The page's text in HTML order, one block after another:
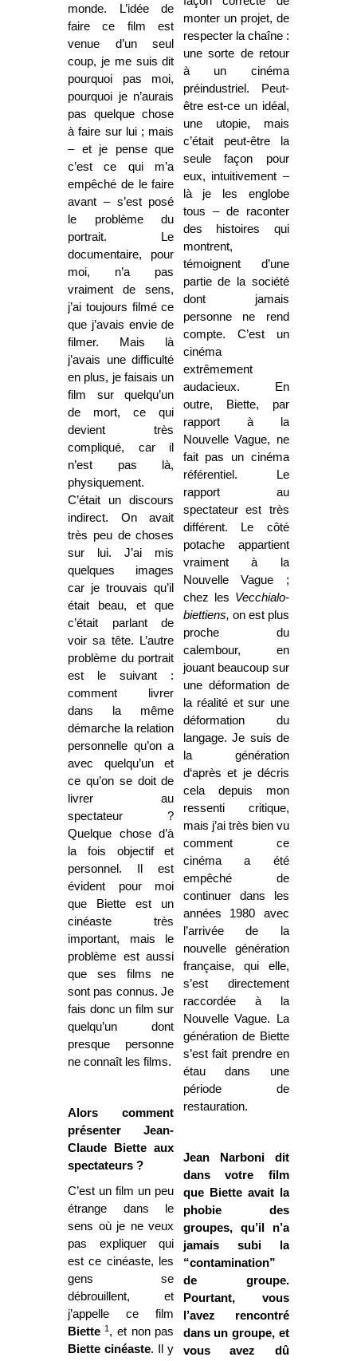
monde. L’idée de
faire ce film est
venue d’un seul
coup, je me suis dit
pourquoi pas moi,
pourquoi je n’aurais
pas quelque chose
à faire sur lui ; mais
– et je pense que
c’est ce qui m’a
empêché de le faire
avant – s’est posé
le problème du
portrait. Le
documentaire, pour
moi, n’a pas
vraiment de sens,
j’ai toujours filmé ce
que j’avais envie de
filmer. Mais là
j’avais une difficulté
en plus, je faisais un
film sur quelqu’un
de mort, ce qui
devient très
compliqué, car il
n’est pas là,
physiquement.
C’était un discours
indirect. On avait
très peu de choses
sur lui. J’ai mis
quelques images
car je trouvais qu’il
était beau, et que
c’était parlant de
voir sa tête. L’autre
problème du portrait
est le suivant :
comment livrer
dans la même
démarche la relation
personnelle qu’on a
avec quelqu’un et
ce qu’on se doit de
livrer au
spectateur ?
Quelque chose d’à
la fois objectif et
personnel. Il est
évident pour moi
que Biette est un
cinéaste très
important, mais le
problème est aussi
que ses films ne
sont pas connus. Je
fais donc un film sur
quelqu’un dont
presque personne
ne connaît les films.
Alors comment
présenter Jean-
Claude Biette aux
spectateurs ?
C’est un film un peu
étrange dans le
sens où je ne veux
pas expliquer qui
est ce cinéaste, les
gens se
débrouillent, et
j’appelle ce film
Biette 1, et non pas
Biette cinéaste. Il y
monter un projet, de
respecter la chaîne :
une sorte de retour
à un cinéma
préindustriel. Peut-
être est-ce un idéal,
une utopie, mais
c’était peut-être la
seule façon pour
eux, intuitivement –
là je les englobe
tous – de raconter
des histoires qui
montrent,
témoignent d’une
partie de la société
dont jamais
personne ne rend
compte. C’est un
cinéma
extrêmement
audacieux. En
outre, Biette, par
rapport à la
Nouvelle Vague, ne
fait pas un cinéma
référentiel. Le
rapport au
spectateur est très
différent. Le côté
potache appartient
vraiment à la
Nouvelle Vague ;
chez les Vecchialo-
biettiens, on est plus
proche du
calembour, en
jouant beaucoup sur
une déformation de
la réalité et sur une
déformation du
langage. Je suis de
la génération
d‘après et je décris
cela depuis mon
ressenti critique,
mais j’ai très bien vu
comment ce
cinéma a été
empêché de
continuer dans les
années 1980 avec
l’arrivée de la
nouvelle génération
française, qui elle,
s’est directement
raccordée à la
Nouvelle Vague. La
génération de Biette
s’est fait prendre en
étau dans une
période de
restauration.
Jean Narboni dit
dans votre film
que Biette avait la
phobie des
groupes, qu’il n’a
jamais subi la
“contamination”
de groupe.
Pourtant, vous
l’avez rencontré
dans un groupe, et
vous avez dû